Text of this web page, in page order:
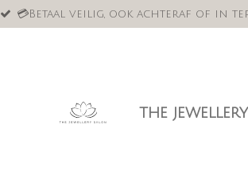
💳Betaal veilig, ook achteraf of in
the